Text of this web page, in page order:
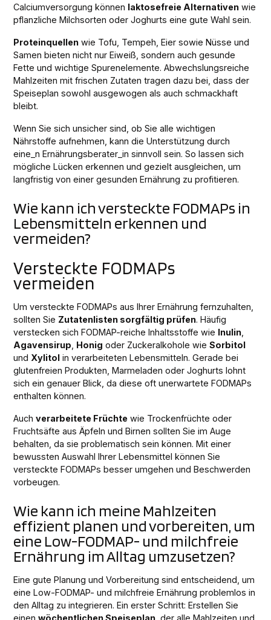
Calciumversorgung können laktosefreie Alternativen wie
pflanzliche Milchsorten oder Joghurts eine gute Wahl sein.
Proteinquellen wie Tofu, Tempeh, Eier sowie Nüsse und
Samen bieten nicht nur Eiweiß, sondern auch gesunde
Fette und wichtige Spurenelemente. Abwechslungsreiche
Mahlzeiten mit frischen Zutaten tragen dazu bei, dass der
Speiseplan sowohl ausgewogen als auch schmackhaft
bleibt.
Wenn Sie sich unsicher sind, ob Sie alle wichtigen
Nährstoffe aufnehmen, kann die Unterstützung durch
eine_n Ernährungsberater_in sinnvoll sein. So lassen sich
mögliche Lücken erkennen und gezielt ausgleichen, um
langfristig von einer gesunden Ernährung zu profitieren.
Wie kann ich versteckte FODMAPs in
Lebensmitteln erkennen und
vermeiden?
Versteckte FODMAPs
vermeiden
Um versteckte FODMAPs aus Ihrer Ernährung fernzuhalten,
sollten Sie Zutatenlisten sorgfältig prüfen. Häufig
verstecken sich FODMAP-reiche Inhaltsstoffe wie Inulin
Agavensirup Honig oder Zuckeralkohole wieSorbitol
und Xylitol in verarbeiteten Lebensmitteln. Gerade bei
glutenfreien Produkten, Marmeladen oder Joghurts lohnt
sich ein genauer Blick, da diese oft unerwartete FODMAPs
enthalten können.
Auchverarbeitete Früchte wie Trockenfrüchte oder
Fruchtsäfte aus Äpfeln und Birnen sollten Sie im Auge
behalten, da sie problematisch sein können. Mit einer
bewussten Auswahl Ihrer Lebensmittel können Sie
versteckte FODMAPs besser umgehen und Beschwerden
vorbeugen.
Wie kann ich meine Mahlzeiten
effizient planen und vorbereiten, um
eine Low-FODMAP- und milchfreie
Ernährung im Alltag umzusetzen?
Eine gute Planung und Vorbereitung sind entscheidend, um
eine Low-FODMAP- und milchfreie Ernährung problemlos in
den Alltag zu integrieren. Ein erster Schritt: Erstellen Sie
einenwöchentlichen Speiseplan , der alle Mahlzeiten und